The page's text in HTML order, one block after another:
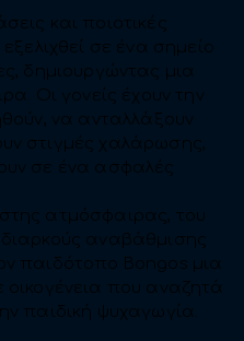
και ποιοτικές
σε ένα σημείο
δημιουργώντας μια
Οι γονείς έχουν την
να ανταλλάξουν
στιγμές χαλάρωσης,
σε ένα ασφαλές
ατμόσφαιρας, του
αναβάθμισης
παιδότοπο Bongos μια
που αναζητά
παιδική ψυχαγωγία.